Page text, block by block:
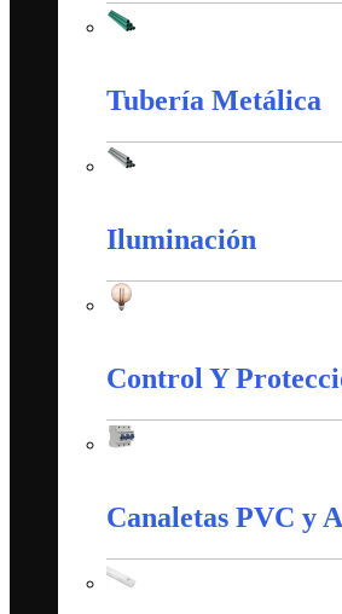
Tubería Metálica
Iluminación
Control Y
Canaletas PVC y